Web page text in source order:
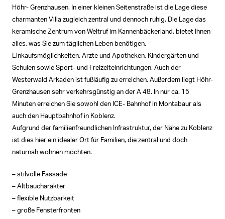
Höhr- Grenzhausen. In einer kleinen Seitenstraße ist die Lage diese
charmanten Villa zugleich zentral und dennoch ruhig. Die Lage das
keramische Zentrum von Weltruf im Kannenbäckerland, bietet Ihnen
alles, was Sie zum täglichen Leben benötigen.
Einkaufsmöglichkeiten, Ärzte und Apotheken, Kindergärten und
Schulen sowie Sport- und Freizeiteinrichtungen. Auch der
Westerwald Arkaden ist fußläufig zu erreichen. Außerdem liegt Höhr-
Grenzhausen sehr verkehrsgünstig an der A 48. In nur ca. 15
Minuten erreichen Sie sowohl den ICE- Bahnhof in Montabaur als
auch den Hauptbahnhof in Koblenz.
Aufgrund der familienfreundlichen Infrastruktur, der Nähe zu Koblenz
ist dies hier ein idealer Ort für Familien, die zentral und doch
naturnah wohnen möchten.
– stilvolle Fassade
– Altbaucharakter
– flexible Nutzbarkeit
– große Fensterfronten